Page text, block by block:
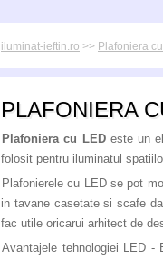
iluminat-ieftin.ro >> Plafoniera
PLAFONIERA
Plafoniera cu LEDeste un
folosit pentru iluminatul
Plafonierele cu LED se pot
in tavane casetate si scafe
fac utile oricarui arhitect de
Avantajele tehnologiei LED -